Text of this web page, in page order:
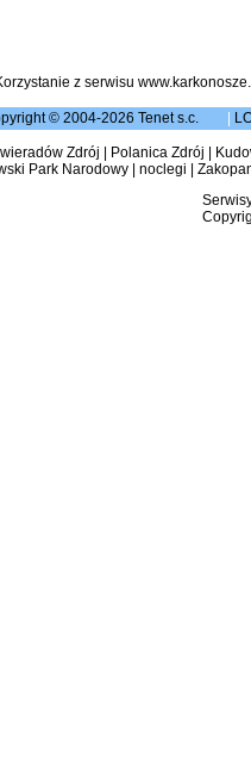
z serwisu
© 2004-2026 Tenet s.c.
Zdrój Polanica Zdrój
Park Narodowy| noclegi